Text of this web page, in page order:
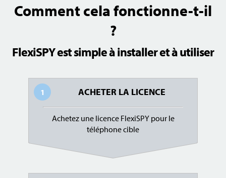
Comment cela fonctionne-t-il
?
FlexiSPY est simple à installer et à utiliser
1 ACHETER LA LICENCE
Achetez une licence FlexiSPY pour le
téléphone cible